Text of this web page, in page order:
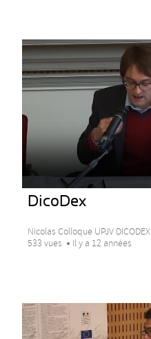
DicoDex
Nicolas Colloque UPJV DICODEX
533 vues
Il y a 12 années